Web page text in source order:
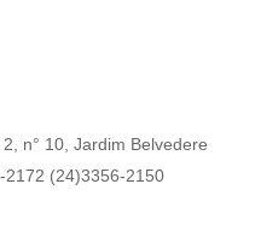
n° 10, Jardim Belvedere
2172 (24)3356-2150